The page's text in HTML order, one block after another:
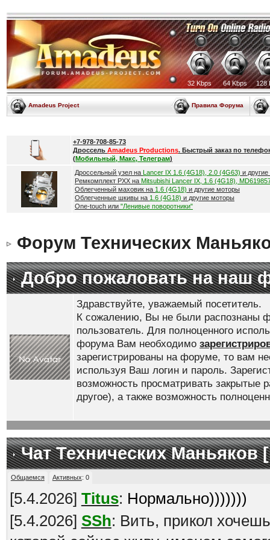
32 Kbps 64 Kbps 128
Amadeus Project Правила Форума
+7-978-708-85-73
Дроссель Amadeus Productions. Быстрый заказ по
(Мобильный, Макс, Телеграм)
Дроссельный узел на Lancer IX 1.6 (4G18), 2.0 (4G63) и
Ремкомплект РХХ на Mitsubishi Lancer IX, 1.6 (4G18),
Облегченный маховик на 1.6 (4G18) и другие моторы
Облегченные шкивы на 1.6 (4G18) и другие моторы
One-touch или "Ленивые поворотники"
Форум Технических
Добро пожаловать на наш
Здравствуйте, уважаемый посетитель.
К сожалению, Вы не были распознаны
пользователь. Для полноценного
форума Вам необходимо
зарегистрированы на форуме, то вам
используя Ваш логин и пароль.
возможность просматривать закрытые
другое), а также возможность
Чат Технических Маньяков [
Общаемся Активных: 0
[5.4.2026] Titus: Нормально)))))))
[5.4.2026] SSh: Вить, прикол